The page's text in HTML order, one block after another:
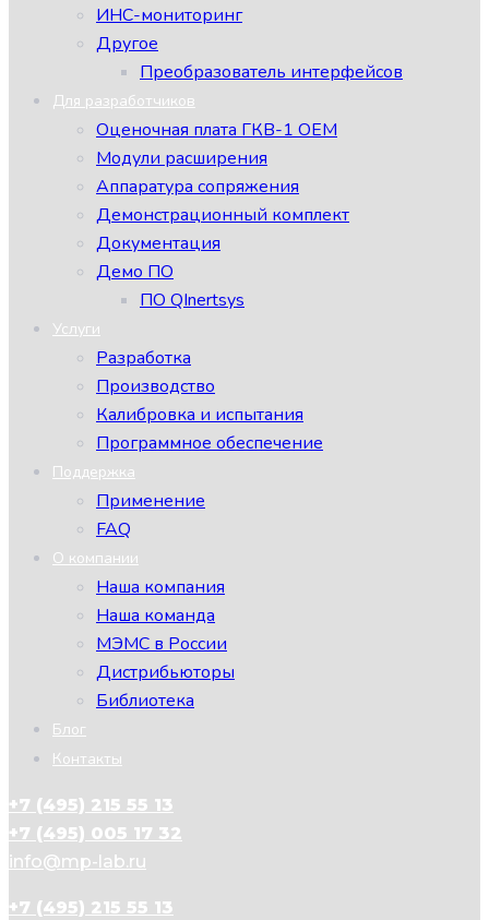
ИНС-мониторинг
Другое
Преобразователь интерфейсов
Для разработчиков
Оценочная плата ГКВ-1 ОЕМ
Модули расширения
Аппаратура сопряжения
Демонстрационный комплект
Документация
Демо ПО
ПО QInertsys
Услуги
Разработка
Производство
Калибровка и испытания
Программное обеспечение
Поддержка
Применение
FAQ
О компании
Наша компания
Наша команда
МЭМС в России
Дистрибьюторы
Библиотека
Блог
Контакты
+7 (495) 215 55 13
+7 (495) 005 17 32
info@mp-lab.ru
+7 (495) 215 55 13